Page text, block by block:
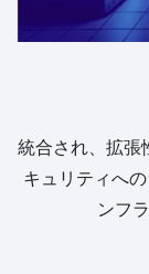
統合され、拡張
キュリティへ
ンフ